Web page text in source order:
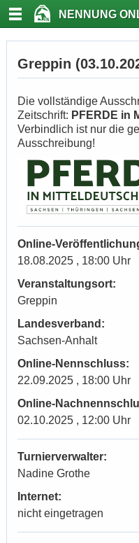
NENNUNG
Greppin
Die vollständige
Zeitschrift: PFERDE in
Verbindlich ist nur die
Ausschreibung!
Online-
18.08.2025 , 18:00 Uhr
Veranstaltungsort:
Greppin
Landesverband:
Sachsen-Anhalt
Online-Nennschluss:
22.09.2025 , 18:00 Uhr
Online-
02.10.2025 , 12:00 Uhr
Turnierverwalter:
Nadine Grothe
Internet:
nicht eingetragen